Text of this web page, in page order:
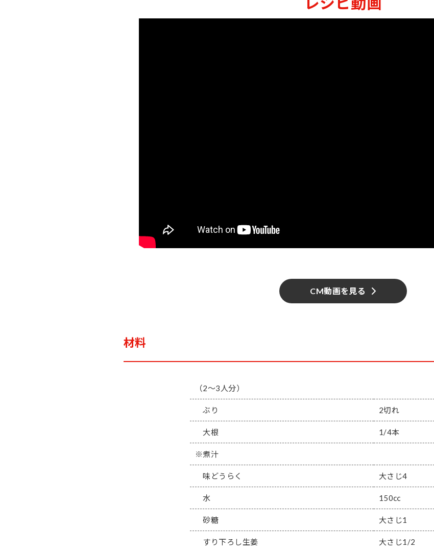
CM動画を見る
材料
（2～3人分）
ぶり 2切れ
大根 1/4本
※煮汁
味どうらく 大さじ4
水 150㏄
砂糖 大さじ1
すり下ろし生姜 大さじ1/2